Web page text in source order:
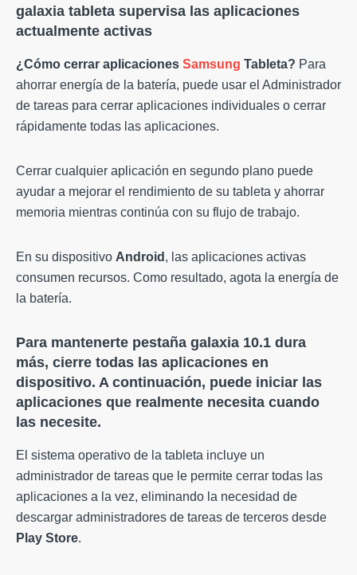
galaxia tableta supervisa las aplicaciones
actualmente activas
¿Cómo cerrar aplicaciones Samsung Tableta? Para
ahorrar energía de la batería, puede usar el Administrador
de tareas para cerrar aplicaciones individuales o cerrar
rápidamente todas las aplicaciones.
Cerrar cualquier aplicación en segundo plano puede
ayudar a mejorar el rendimiento de su tableta y ahorrar
memoria mientras continúa con su flujo de trabajo.
En su dispositivo Android , las aplicaciones activas
consumen recursos. Como resultado, agota la energía de
la batería.
Para mantenerte pestaña galaxia 10.1 dura
más, cierre todas las aplicaciones en
dispositivo. A continuación, puede iniciar las
aplicaciones que realmente necesita cuando
las necesite.
El sistema operativo de la tableta incluye un
administrador de tareas que le permite cerrar todas las
aplicaciones a la vez, eliminando la necesidad de
descargar administradores de tareas de terceros desde
Play Store.